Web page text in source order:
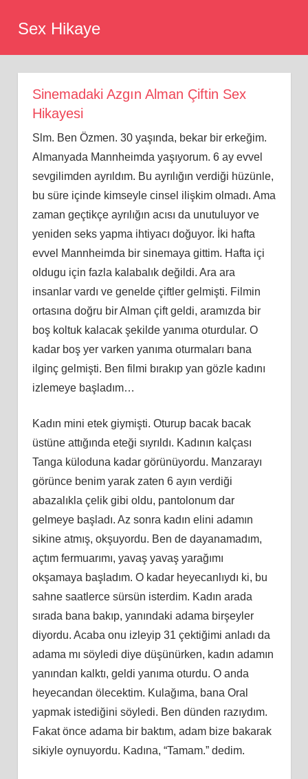
Sex Hikaye
Sinemadaki Azgın Alman Çiftin Sex
Hikayesi
Slm. Ben Özmen. 30 yaşında, bekar bir erkeğim.
Almanyada Mannheimda yaşıyorum. 6 ay evvel
sevgilimden ayrıldım. Bu ayrılığın verdiği hüzünle,
bu süre içinde kimseyle cinsel ilişkim olmadı. Ama
zaman geçtikçe ayrılığın acısı da unutuluyor ve
yeniden seks yapma ihtiyacı doğuyor. İki hafta
evvel Mannheimda bir sinemaya gittim. Hafta içi
oldugu için fazla kalabalık değildi. Ara ara
insanlar vardı ve genelde çiftler gelmişti. Filmin
ortasına doğru bir Alman çift geldi, aramızda bir
boş koltuk kalacak şekilde yanıma oturdular. O
kadar boş yer varken yanıma oturmaları bana
ilginç gelmişti. Ben filmi bırakıp yan gözle kadını
izlemeye başladım…
Kadın mini etek giymişti. Oturup bacak bacak
üstüne attığında eteği sıyrıldı. Kadının kalçası
Tanga küloduna kadar görünüyordu. Manzarayı
görünce benim yarak zaten 6 ayın verdiği
abazalıkla çelik gibi oldu, pantolonum dar
gelmeye başladı. Az sonra kadın elini adamın
sikine atmış, okşuyordu. Ben de dayanamadım,
açtım fermuarımı, yavaş yavaş yarağımı
okşamaya başladım. O kadar heyecanlıydı ki, bu
sahne saatlerce sürsün isterdim. Kadın arada
sırada bana bakıp, yanındaki adama birşeyler
diyordu. Acaba onu izleyip 31 çektiğimi anladı da
adama mı söyledi diye düşünürken, kadın adamın
yanından kalktı, geldi yanıma oturdu. O anda
heyecandan ölecektim. Kulağıma, bana Oral
yapmak istediğini söyledi. Ben dünden razıydım.
Fakat önce adama bir baktım, adam bize bakarak
sikiyle oynuyordu. Kadına, “Tamam.” dedim.